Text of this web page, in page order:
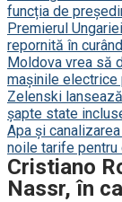
funcția de
Premierul
repornită în
Moldova vrea să
mașinile electrice
Zelenski
șapte state
Apa și
noile tarife pentru
Cristiano
Nassr, în